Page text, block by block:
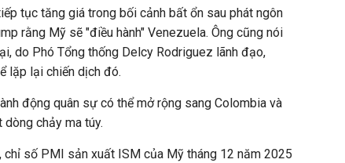
tục tăng giá trong bối cảnh bất ổn sau phát ngôn
rằng Mỹ sẽ "điều hành" Venezuela. Ông cũng nói
do Phó Tổng thống Delcy Rodriguez lãnh đạo,
lặp lại chiến dịch đó.
động quân sự có thể mở rộng sang Colombia và
chảy ma túy.
chỉ số PMI sản xuất ISM của Mỹ tháng 12 năm 2025